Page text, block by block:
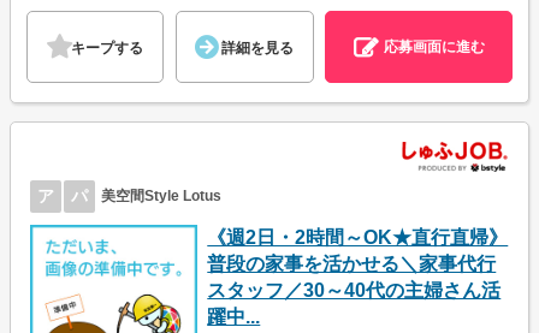
キープする 詳細を見る 応募画面に進む
ア パ 美空間Style Lotus
《週2日・2時間～OK★直行直帰》
普段の家事を活かせる＼家事代行
スタッフ／30～40代の主婦さん活
躍中...